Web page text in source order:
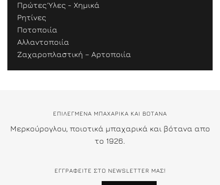
Πρώτες Ύλες - Χημικά
Ρητίνες
Ποτοποιία
Αλλαντοποιία
Ζαχαροπλαστική – Αρτοποιία
ΕΠΙΛΕΓΜΕΝΑ ΜΠΑΧΑΡΙΚΑ ΚΑΙ ΒΟΤΑΝΑ
Μερκούρογλου, ποιοτικά μπαχαρικά και βότανα απο
το 1926.
ΕΓΓΡΑΦΕΊΤΕ ΣΤΟ NEWSLETTER ΜΑΣ!